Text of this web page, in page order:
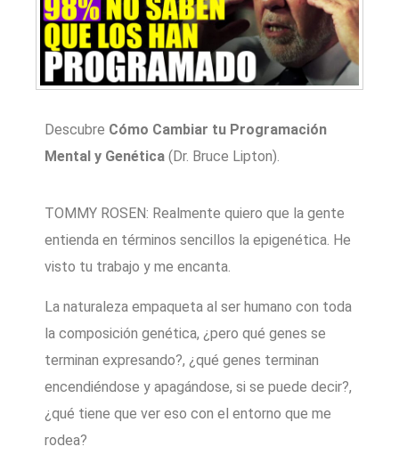
Descubre Cómo Cambiar tu Programación
Mental y Genética (Dr. Bruce Lipton).
TOMMY ROSEN: Realmente quiero que la gente
entienda en términos sencillos la epigenética. He
visto tu trabajo y me encanta.
La naturaleza empaqueta al ser humano con toda
la composición genética, ¿pero qué genes se
terminan expresando?, ¿qué genes terminan
encendiéndose y apagándose, si se puede decir?,
¿qué tiene que ver eso con el entorno que me
rodea?